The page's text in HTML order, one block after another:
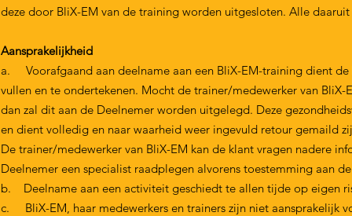
deze door BliX-EM van de training worden uitgesloten. Alle
Aansprakelijkheid
a. Voorafgaand aan deelname aan een BliX-EM-training dient
vullen en te ondertekenen. Mocht de trainer/medewerker van
dan zal dit aan de Deelnemer worden uitgelegd. Deze
en dient volledig en naar waarheid weer ingevuld retour gemaild
De trainer/medewerker van BliX-EM kan de klant vragen nadere
Deelnemer een specialist raadplegen alvorens toestemming aan
b. Deelname aan een activiteit geschiedt te allen tijde op eigen
c. BliX-EM, haar medewerkers en trainers zijn niet aansprakelijk